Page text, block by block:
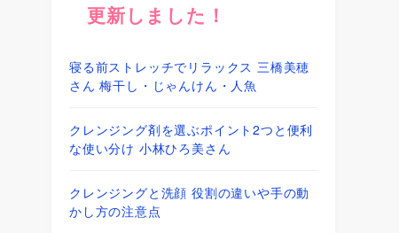
更新しました！
寝る前ストレッチでリラックス 三橋美穂
さん 梅干し・じゃんけん・人魚
クレンジング剤を選ぶポイント2つと便利
な使い分け 小林ひろ美さん
クレンジングと洗顔 役割の違いや手の動
かし方の注意点